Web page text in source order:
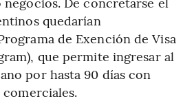
quedarían
de Exención de Visa
que permite ingresar al
por hasta 90 días con